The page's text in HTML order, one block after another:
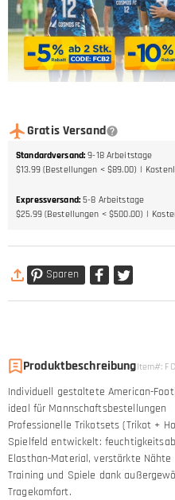
Gratis Versand
Standardversand: 9-18 Arbeitstage
$13.99 (Bestellungen < $89.00)
Expressversand: 5-8 Arbeitstage
$25.99 (Bestellungen < $500.00)
Sparen
ProduktbeschreibungItem#:
Individuell gestaltete American-
ideal für Mannschaftsbestellungen
Professionelle Trikotsets (Trikot +
Spielfeld entwickelt:
Elasthan-Material, verstärkte
Training und Spiele dank
Tragekomfort.